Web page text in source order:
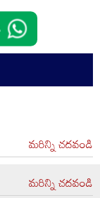
మరిన్ని చదవండి
మరిన్ని చదవండి